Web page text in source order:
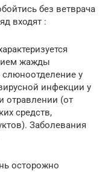
без ветврача
входят :
жажды
у
инфекции у
отравлении (от
средств,
Заболевания
осторожно